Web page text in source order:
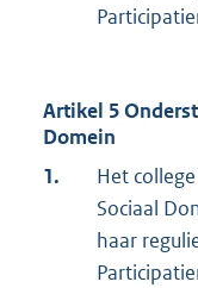
Artikel 5
Domein
1.
Het
Sociaal
haar